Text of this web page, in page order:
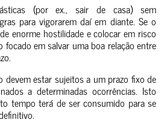
(por ex., sair de casa) sem
para vigorarem daí em diante. Se o
enorme hostilidade e colocar em risco
em salvar uma boa relação entre
devem estar sujeitos a um prazo fixo de
a determinadas ocorrências. Isto
tempo terá de ser consumido para se